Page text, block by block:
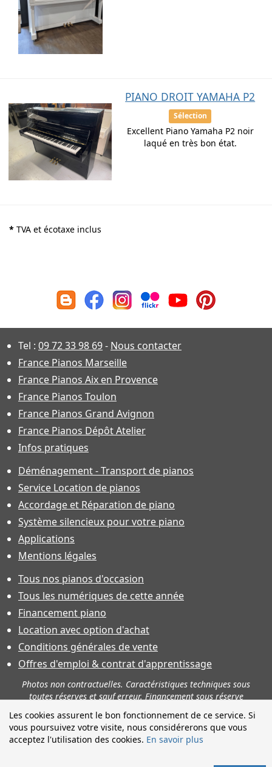
Les cookies assurent le bon fonctionnement de ce service. Si
vous poursuivez votre visite, nous considérerons que vous
acceptez l'utilisation des cookies. En savoir plus
PIANO DROIT YAMAHA P2
Sélection
Excellent Piano Yamaha P2 noir
laqué en très bon état.
* TVA et écotaxe inclus
Tel : 09 72 33 98 69- Nous contacter
France Pianos Marseille
France Pianos Aix en Provence
France Pianos Toulon
France Pianos Grand Avignon
France Pianos Dépôt Atelier
Infos pratiques
Déménagement - Transport de pianos
Service Location de pianos
Accordage et Réparation de piano
Système silencieux pour votre piano
Applications
Mentions légales
Tous nos pianos d'occasion
Tous les numériques de cette année
Financement piano
Location avec option d'achat
Conditions générales de vente
Offres d'emploi & contrat d'apprentissage
Photos non contractuelles. Caractéristiques techniques sous
toutes réserves et sauf erreur. Financement sous réserve